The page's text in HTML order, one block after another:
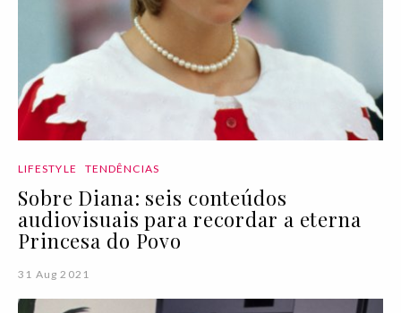
LIFESTYLE TENDÊNCIAS
Sobre Diana: seis conteúdos
audiovisuais para recordar a eterna
Princesa do Povo
31 Aug 2021